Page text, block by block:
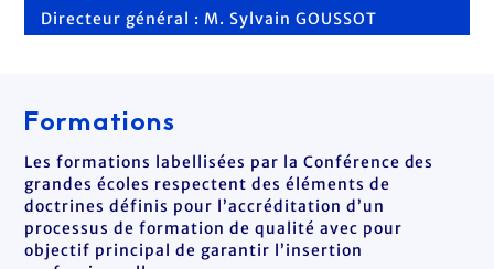
Directeur général : M. Sylvain GOUSSOT
Formations
Les formations labellisées par la Conférence des
grandes écoles respectent des éléments de
doctrines définis pour l’accréditation d’un
processus de formation de qualité avec pour
objectif principal de garantir l’insertion